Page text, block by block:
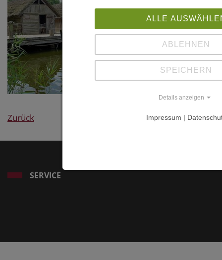
Zurück
SERVICE
ALLE
ABLEHNEN
SPEICHERN
Details anzeigen
Impressum |